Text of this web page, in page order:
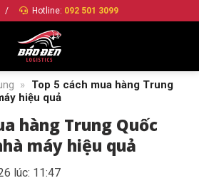
/ Hotline: 092 501 3099
»
Top 5 cách mua hàng Trung
hiệu quả
hàng Trung Quốc
máy hiệu quả
lúc: 11:47